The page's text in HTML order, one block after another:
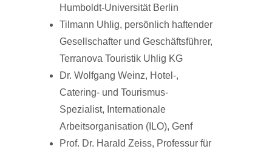
Humboldt-Universität Berlin
Tilmann Uhlig, persönlich haftender
Gesellschafter und Geschäftsführer,
Terranova Touristik Uhlig KG
Dr. Wolfgang Weinz, Hotel-,
Catering- und Tourismus-
Spezialist, Internationale
Arbeitsorganisation (ILO), Genf
Prof. Dr. Harald Zeiss, Professur für